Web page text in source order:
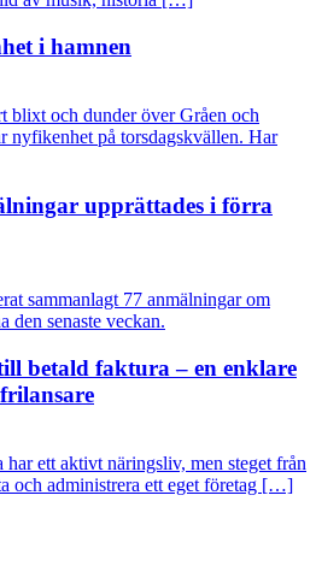
i hamnen
blixt och dunder över Gråen och
nyfikenhet på torsdagskvällen. Har
upprättades i förra
sammanlagt 77 anmälningar om
den senaste veckan.
betald faktura – en enklare
ett aktivt näringsliv, men steget från
och administrera ett eget företag […]